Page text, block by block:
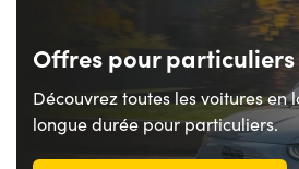
Offres pour particuliers
Découvrez toutes les voitures en
longue durée pour particuliers.